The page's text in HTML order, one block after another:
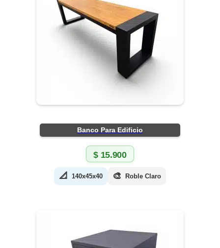
Banco Para Edificio
$15.900
📐 140x45x40 🎨 Roble Claro